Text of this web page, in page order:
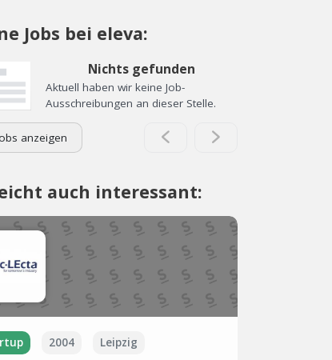
Jobs bei eleva:
Nichts gefunden
Aktuell haben wir keine Job-
Ausschreibungen an dieser Stelle.
anzeigen
auch interessant:
2004 Leipzig